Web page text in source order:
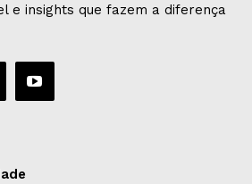
e insights que fazem a diferença